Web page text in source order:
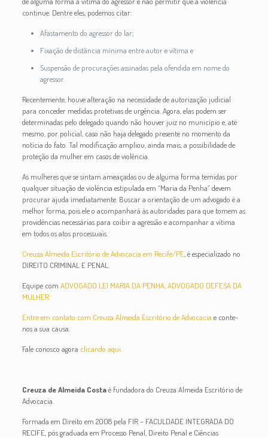
continue. Dentre eles, podemos citar:
Afastamento do agressor do lar;
Fixação de distância mínima entre autor e vítima e
Suspensão de procurações assinadas pela ofendida em nome do
agressor.
Recentemente, houve alteração na necessidade de autorização judicial
para conceder medidas protetivas de urgência. Agora, elas podem ser
determinadas pelo delegado quando não houver juiz no município e, até
mesmo, por policial, caso não haja delegado presente no momento da
notícia do fato. Tal modificação ampliou, ainda mais, a possibilidade de
proteção da mulher em casos de violência.
As mulheres que se sintam ameaçadas ou de alguma forma temidas por
qualquer situação de violência estipulada em “Maria da Penha” devem
procurar ajuda imediatamente. Buscar a orientação de um advogado é a
melhor forma, pois ele o acompanhará às autoridades para que tomem as
providências necessárias para coibir a agressão e acompanhar a vítima
em todos os atos processuais.
Creuza Almeida Escritório de Advocacia em Recife/PE , é especializado no
DIREITO CRIMINAL E PENAL.
Equipe comADVOGADO LEI MARIA DA PENHA, ADVOGADO DEFESA DA
MULHER.
Entre em contato com Creuza Almeida Escritório de Advocacia e conte-
nos a sua causa.
Fale conosco agora clicando aqui
Creuza de Almeida Costaé fundadora do Creuza Almeida Escritório de
Advocacia.
Formada em Direito em 2008 pela FIR – FACULDADE INTEGRADA DO
RECIFE, pós graduada em Processo Penal, Direito Penal e Ciências